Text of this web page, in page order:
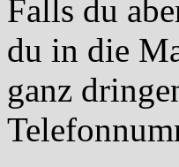
Falls du
du in die
ganz